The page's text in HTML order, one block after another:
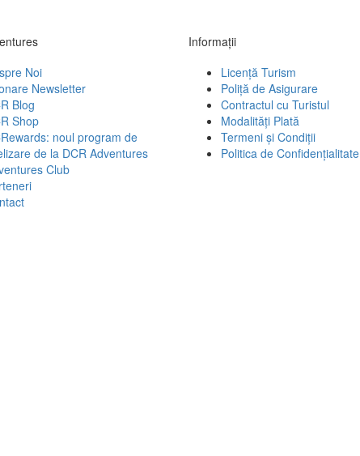
Noi
Newsletter
Blog
Shop
noul program de
de la DCR Adventures
Club
Informații
Licență Turism
Poliță de Asigurare
Contractul cu Turistul
Modalități Plată
Termeni și Condiții
Politica de Confidențialitate